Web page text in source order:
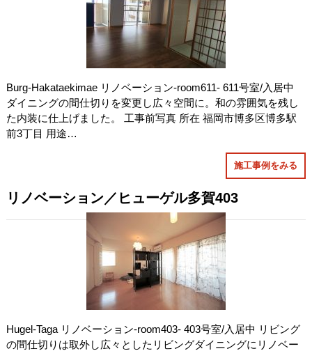
Burg-Hakataekimae リノベーション-room611- 611号室/入居中
ダイニングの間仕切りを変更し広々空間に。和の雰囲気を残し
た内装に仕上げました。 工事前写真 所在 福岡市博多区博多駅
前3丁目 用途…
施工事例をみる
リノベーション／ヒューゲル多賀403
Hugel-Taga リノベーション-room403- 403号室/入居中 リビング
の間仕切りは取外し広々としたリビングダイニングにリノベー